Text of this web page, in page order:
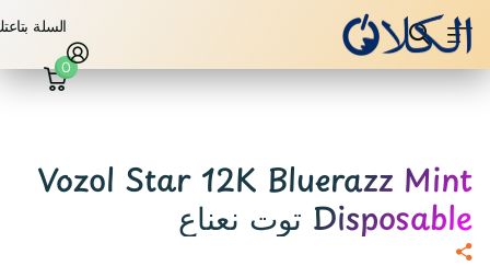
السلة
0
Vozol Star 12K Bluerazz Mint
Disposable توت نعناع